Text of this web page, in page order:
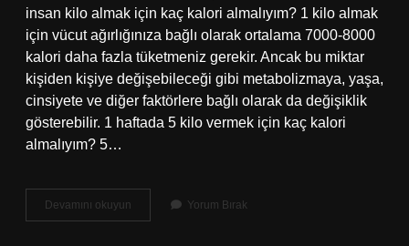
insan kilo almak için kaç kalori almalıyım? 1 kilo almak
için vücut ağırlığınıza bağlı olarak ortalama 7000-8000
kalori daha fazla tüketmeniz gerekir. Ancak bu miktar
kişiden kişiye değişebileceği gibi metabolizmaya, yaşa,
cinsiyete ve diğer faktörlere bağlı olarak da değişiklik
gösterebilir. 1 haftada 5 kilo vermek için kaç kalori
almalıyım? 5…
Devamını okuyun
Biri
Yorum Bırak